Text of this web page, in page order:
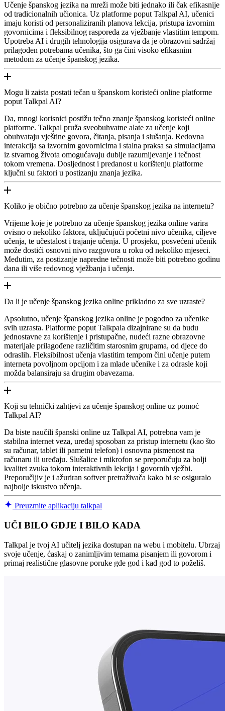
Učenje španskog jezika na mreži može biti jednako ili čak efikasnije
od tradicionalnih učionica. Uz platforme poput Talkpal AI, učenici
imaju koristi od personaliziranih planova lekcija, pristupa izvornim
govornicima i fleksibilnog rasporeda za vježbanje vlastitim tempom.
Upotreba AI i drugih tehnologija osigurava da je obrazovni sadržaj
prilagođen potrebama učenika, što ga čini visoko efikasnim
metodom za učenje španskog jezika.
Mogu li zaista postati tečan u španskom koristeći online platforme
poput Talkpal AI?
Da, mnogi korisnici postižu tečno znanje španskog koristeći online
platforme. Talkpal pruža sveobuhvatne alate za učenje koji
obuhvataju vještine govora, čitanja, pisanja i slušanja. Redovna
interakcija sa izvornim govornicima i stalna praksa sa simulacijama
iz stvarnog života omogućavaju dublje razumijevanje i tečnost
tokom vremena. Dosljednost i predanost u korištenju platforme
ključni su faktori u postizanju znanja jezika.
Koliko je obično potrebno za učenje španskog jezika na internetu?
Vrijeme koje je potrebno za učenje španskog jezika online varira
ovisno o nekoliko faktora, uključujući početni nivo učenika, ciljeve
učenja, te učestalost i trajanje učenja. U prosjeku, posvećeni učenik
može dostići osnovni nivo razgovora u roku od nekoliko mjeseci.
Međutim, za postizanje napredne tečnosti može biti potrebno godinu
dana ili više redovnog vježbanja i učenja.
Da li je učenje španskog jezika online prikladno za sve uzraste?
Apsolutno, učenje španskog jezika online je pogodno za učenike
svih uzrasta. Platforme poput Talkpala dizajnirane su da budu
jednostavne za korištenje i pristupačne, nudeći razne obrazovne
materijale prilagođene različitim starosnim grupama, od djece do
odraslih. Fleksibilnost učenja vlastitim tempom čini učenje putem
interneta povoljnom opcijom i za mlade učenike i za odrasle koji
možda balansiraju sa drugim obavezama.
Koji su tehnički zahtjevi za učenje španskog online uz pomoć
Talkpal AI?
Da biste naučili španski online uz Talkpal AI, potrebna vam je
stabilna internet veza, uređaj sposoban za pristup internetu (kao što
su računar, tablet ili pametni telefon) i osnovna pismenost na
računaru ili uređaju. Slušalice i mikrofon se preporučuju za bolji
kvalitet zvuka tokom interaktivnih lekcija i govornih vježbi.
Preporučljiv je i ažuriran softver pretraživača kako bi se osiguralo
najbolje iskustvo učenja.
Preuzmite aplikaciju talkpal
UČI BILO GDJE I BILO KADA
Talkpal je tvoj AI učitelj jezika dostupan na webu i mobitelu. Ubrzaj
svoje učenje, ćaskaj o zanimljivim temama pisanjem ili govorom i
primaj realistične glasovne poruke gde god i kad god to poželiš.